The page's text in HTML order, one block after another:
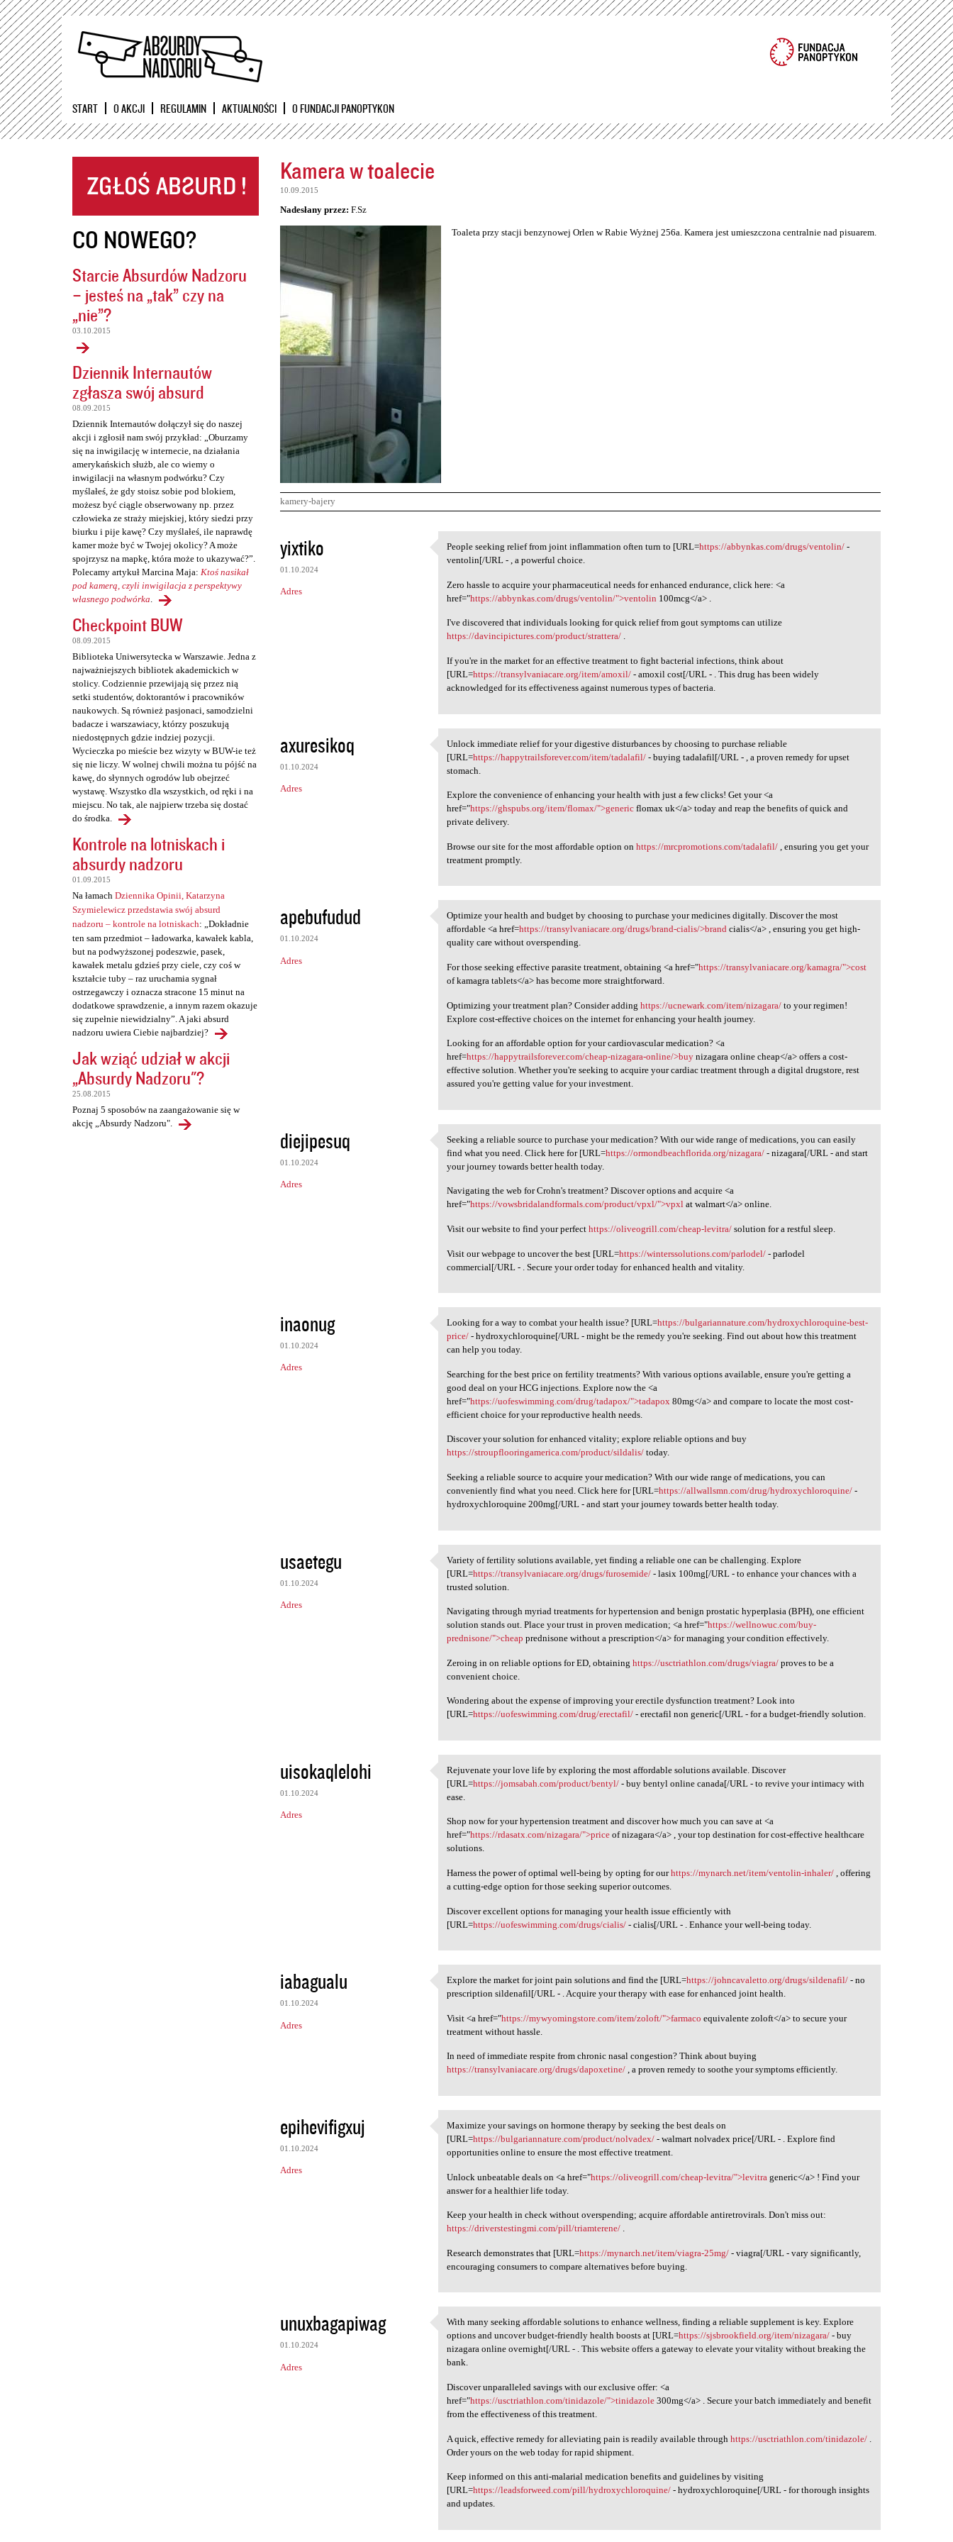
Przejdź
START O AKCJI REGULAMIN AKTUALNOŚCI O FUNDACJI PANOPTYKON
CO NOWEGO?
Starcie Absurdów Nadzoru
– jesteś na „tak” czy na
„nie”?
03.10.2015
Dziennik Internautów
zgłasza swój absurd
08.09.2015
Dziennik Internautów dołączył się do naszej
akcji i zgłosił nam swój przykład: „Oburzamy
się na inwigilację w internecie, na działania
amerykańskich służb, ale co wiemy o
inwigilacji na własnym podwórku? Czy
myślałeś, że gdy stoisz sobie pod blokiem,
możesz być ciągle obserwowany np. przez
człowieka ze straży miejskiej, który siedzi przy
biurku i pije kawę? Czy myślałeś, ile naprawdę
kamer może być w Twojej okolicy? A może
spojrzysz na mapkę, która może to ukazywać?”.
Polecamy artykuł Marcina Maja: Ktoś nasikał
pod kamerą, czyli inwigilacja z perspektywy
własnego podwórka.
Checkpoint BUW
08.09.2015
Biblioteka Uniwersytecka w Warszawie. Jedna z
najważniejszych bibliotek akademickich w
stolicy. Codziennie przewijają się przez nią
setki studentów, doktorantów i pracowników
naukowych. Są również pasjonaci, samodzielni
badacze i warszawiacy, którzy poszukują
niedostępnych gdzie indziej pozycji.
Wycieczka po mieście bez wizyty w BUW-ie też
się nie liczy. W wolnej chwili można tu pójść na
kawę, do słynnych ogrodów lub obejrzeć
wystawę. Wszystko dla wszystkich, od ręki i na
miejscu. No tak, ale najpierw trzeba się dostać
do środka.
Kontrole na lotniskach i
absurdy nadzoru
01.09.2015
Na łamach Dziennika Opinii, Katarzyna
Szymielewicz przedstawia swój absurd
nadzoru – kontrole na lotniskach: „Dokładnie
ten sam przedmiot – ładowarka, kawałek kabla,
but na podwyższonej podeszwie, pasek,
kawałek metalu gdzieś przy ciele, czy coś w
kształcie tuby – raz uruchamia sygnał
ostrzegawczy i oznacza stracone 15 minut na
dodatkowe sprawdzenie, a innym razem okazuje
się zupełnie niewidzialny”. A jaki absurd
nadzoru uwiera Ciebie najbardziej?
Jak wziąć udział w akcji
„Absurdy Nadzoru"?
25.08.2015
Poznaj 5 sposobów na zaangażowanie się w
akcję „Absurdy Nadzoru".
Kamera w toalecie
10.09.2015
Nadesłany przez: F.Sz
Toaleta przy stacji benzynowej Orlen w Rabie Wyżnej 256a. Kamera jest umieszczona centralnie nad pisuarem.
kamery-bajery
K
o
m
e
yixtiko
01.10.2024
Adres
People seeking relief from
People seeking relief from joint inflammation often turn to [URL=https://abbynkas.com/drugs/ventolin/ -
ventolin[/URL - , a powerful choice.
Zero hassle to acquire your pharmaceutical needs for enhanced endurance, click here: <a
href="https://abbynkas.com/drugs/ventolin/">ventolin 100mcg</a> .
I've discovered that individuals looking for quick relief from gout symptoms can utilize
https://davincipictures.com/product/strattera/ .
If you're in the market for an effective treatment to fight bacterial infections, think about
[URL=https://transylvaniacare.org/item/amoxil/ - amoxil cost[/URL - . This drug has been widely
acknowledged for its effectiveness against numerous types of bacteria.
axuresikoq
01.10.2024
Adres
Unlock immediate relief for
Unlock immediate relief for your digestive disturbances by choosing to purchase reliable
[URL=https://happytrailsforever.com/item/tadalafil/ - buying tadalafil[/URL - , a proven remedy for upset
stomach.
Explore the convenience of enhancing your health with just a few clicks! Get your <a
href="https://ghspubs.org/item/flomax/">generic flomax uk</a> today and reap the benefits of quick and
private delivery.
Browse our site for the most affordable option onhttps://mrcpromotions.com/tadalafil/ , ensuring you get your
treatment promptly.
apebufudud
01.10.2024
Adres
Optimize your health and
Optimize your health and budget by choosing to purchase your medicines digitally. Discover the most
affordable <a href=https://transylvaniacare.org/drugs/brand-cialis/>brand cialis</a> , ensuring you get high-
quality care without overspending.
For those seeking effective parasite treatment, obtaining <a href="https://transylvaniacare.org/kamagra/">cost
of kamagra tablets</a> has become more straightforward.
Optimizing your treatment plan? Consider addinghttps://ucnewark.com/item/nizagara/ to your regimen!
Explore cost-effective choices on the internet for enhancing your health journey.
Looking for an affordable option for your cardiovascular medication? <a
href=https://happytrailsforever.com/cheap-nizagara-online/>buy nizagara online cheap</a> offers a cost-
effective solution. Whether you're seeking to acquire your cardiac treatment through a digital drugstore, rest
assured you're getting value for your investment.
diejipesuq
01.10.2024
Adres
Seeking a reliable source to
Seeking a reliable source to purchase your medication? With our wide range of medications, you can easily
find what you need. Click here for [URL=https://ormondbeachflorida.org/nizagara/ - nizagara[/URL - and start
your journey towards better health today.
Navigating the web for Crohn's treatment? Discover options and acquire <a
href="https://vowsbridalandformals.com/product/vpxl/">vpxl at walmart</a> online.
Visit our website to find your perfecthttps://oliveogrill.com/cheap-levitra/ solution for a restful sleep.
Visit our webpage to uncover the best [URL=https://winterssolutions.com/parlodel/ - parlodel
commercial[/URL - . Secure your order today for enhanced health and vitality.
inaonug
01.10.2024
Adres
Looking for a way to combat
Looking for a way to combat your health issue? [URL=https://bulgariannature.com/hydroxychloroquine-best-
price/ - hydroxychloroquine[/URL - might be the remedy you're seeking. Find out about how this treatment
can help you today.
Searching for the best price on fertility treatments? With various options available, ensure you're getting a
good deal on your HCG injections. Explore now the <a
href="https://uofeswimming.com/drug/tadapox/">tadapox 80mg</a> and compare to locate the most cost-
efficient choice for your reproductive health needs.
Discover your solution for enhanced vitality; explore reliable options and buy
https://stroupflooringamerica.com/product/sildalis/ today.
Seeking a reliable source to acquire your medication? With our wide range of medications, you can
conveniently find what you need. Click here for [URL=https://allwallsmn.com/drug/hydroxychloroquine/ -
hydroxychloroquine 200mg[/URL - and start your journey towards better health today.
usaetegu
01.10.2024
Adres
Variety of fertility
Variety of fertility solutions available, yet finding a reliable one can be challenging. Explore
[URL=https://transylvaniacare.org/drugs/furosemide/ - lasix 100mg[/URL - to enhance your chances with a
trusted solution.
Navigating through myriad treatments for hypertension and benign prostatic hyperplasia (BPH), one efficient
solution stands out. Place your trust in proven medication; <a href="https://wellnowuc.com/buy-
prednisone/">cheap prednisone without a prescription</a> for managing your condition effectively.
Zeroing in on reliable options for ED, obtaininghttps://usctriathlon.com/drugs/viagra/ proves to be a
convenient choice.
Wondering about the expense of improving your erectile dysfunction treatment? Look into
[URL=https://uofeswimming.com/drug/erectafil/ - erectafil non generic[/URL - for a budget-friendly solution.
uisokaqlelohi
01.10.2024
Adres
Rejuvenate your love life by
Rejuvenate your love life by exploring the most affordable solutions available. Discover
[URL=https://jomsabah.com/product/bentyl/ - buy bentyl online canada[/URL - to revive your intimacy with
ease.
Shop now for your hypertension treatment and discover how much you can save at <a
href="https://rdasatx.com/nizagara/">price of nizagara</a> , your top destination for cost-effective healthcare
solutions.
Harness the power of optimal well-being by opting for ourhttps://mynarch.net/item/ventolin-inhaler/ , offering
a cutting-edge option for those seeking superior outcomes.
Discover excellent options for managing your health issue efficiently with
[URL=https://uofeswimming.com/drugs/cialis/ - cialis[/URL - . Enhance your well-being today.
iabagualu
01.10.2024
Adres
Explore the market for joint
Explore the market for joint pain solutions and find the [URL=https://johncavaletto.org/drugs/sildenafil/ - no
prescription sildenafil[/URL - . Acquire your therapy with ease for enhanced joint health.
Visit <a href="https://mywyomingstore.com/item/zoloft/">farmaco equivalente zoloft</a> to secure your
treatment without hassle.
In need of immediate respite from chronic nasal congestion? Think about buying
https://transylvaniacare.org/drugs/dapoxetine/ , a proven remedy to soothe your symptoms efficiently.
epihevifigxuj
01.10.2024
Adres
Maximize your savings on
Maximize your savings on hormone therapy by seeking the best deals on
[URL=https://bulgariannature.com/product/nolvadex/ - walmart nolvadex price[/URL - . Explore find
opportunities online to ensure the most effective treatment.
Unlock unbeatable deals on <a href="https://oliveogrill.com/cheap-levitra/">levitra generic</a> ! Find your
answer for a healthier life today.
Keep your health in check without overspending; acquire affordable antiretrovirals. Don't miss out:
https://driverstestingmi.com/pill/triamterene/ .
Research demonstrates that [URL=https://mynarch.net/item/viagra-25mg/ - viagra[/URL - vary significantly,
encouraging consumers to compare alternatives before buying.
unuxbagapiwag
01.10.2024
Adres
With many seeking affordable
With many seeking affordable solutions to enhance wellness, finding a reliable supplement is key. Explore
options and uncover budget-friendly health boosts at [URL=https://sjsbrookfield.org/item/nizagara/ - buy
nizagara online overnight[/URL - . This website offers a gateway to elevate your vitality without breaking the
bank.
Discover unparalleled savings with our exclusive offer: <a
href="https://usctriathlon.com/tinidazole/">tinidazole 300mg</a> . Secure your batch immediately and benefit
from the effectiveness of this treatment.
A quick, effective remedy for alleviating pain is readily available throughhttps://usctriathlon.com/tinidazole/
Order yours on the web today for rapid shipment.
Keep informed on this anti-malarial medication benefits and guidelines by visiting
[URL=https://leadsforweed.com/pill/hydroxychloroquine/ - hydroxychloroquine[/URL - for thorough insights
and updates.